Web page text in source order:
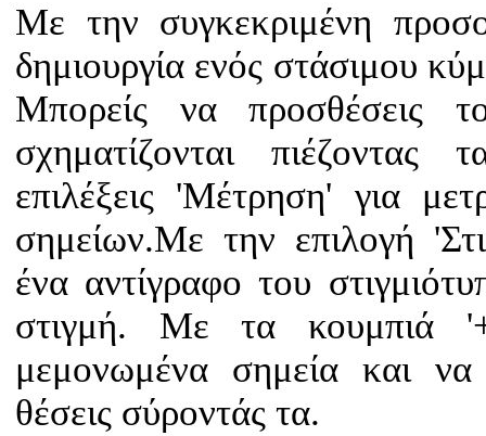
Με την συγκεκριμένη
δημιουργία ενός στάσιμου
Μπορείς να προσθέσεις
σχηματίζονται πιέζοντας
επιλέξεις 'Μέτρηση' για
σημείων.Με την επιλογή
ένα αντίγραφο του
στιγμή. Με τα κουμπιά
μεμονωμένα σημεία και να
θέσεις σύροντάς τα.